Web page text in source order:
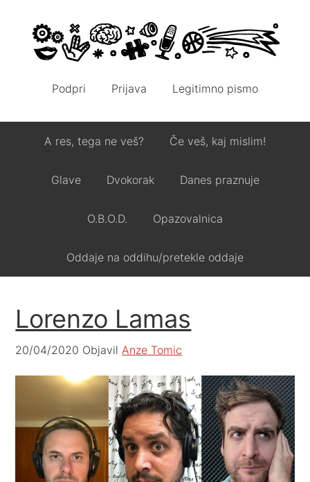
Podpri Prijava Legitimno pismo
A res, tega ne veš? Če veš, kaj mislim!
Glave Dvokorak Danes praznuje
O.B.O.D. Opazovalnica
Oddaje na oddihu/pretekle oddaje
Lorenzo Lamas
20/04/2020 ObjavilAnze Tomic